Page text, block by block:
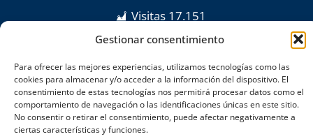
Gestionar consentimiento
Para ofrecer las mejores experiencias, utilizamos tecnologías como las
cookies para almacenar y/o acceder a la información del dispositivo. El
consentimiento de estas tecnologías nos permitirá procesar datos como el
comportamiento de navegación o las identificaciones únicas en este sitio.
No consentir o retirar el consentimiento, puede afectar negativamente a
ciertas características y funciones.
Visitas 17.151
powered by